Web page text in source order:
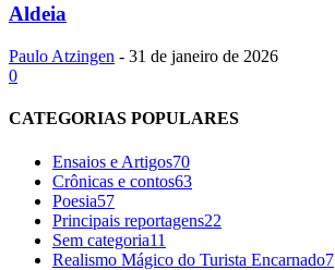
Aldeia
Paulo Atzingen - 31 de janeiro de 2026
0
CATEGORIAS POPULARES
Ensaios e Artigos70
Crônicas e contos63
Poesia57
Principais reportagens22
Sem categoria11
Realismo Mágico do Turista Encarnado7